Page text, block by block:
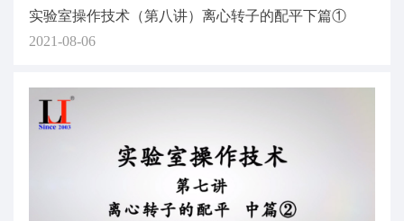
实验室操作技术（第八讲）离心转子的配平下篇①
2021-08-06